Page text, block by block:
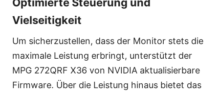
Vielseitigkeit
Um sicherzustellen, dass der Monitor stets die
maximale Leistung erbringt, unterstützt der
MPG 272QRF X36 von NVIDIA aktualisierbare
Firmware. Über die Leistung hinaus bietet das